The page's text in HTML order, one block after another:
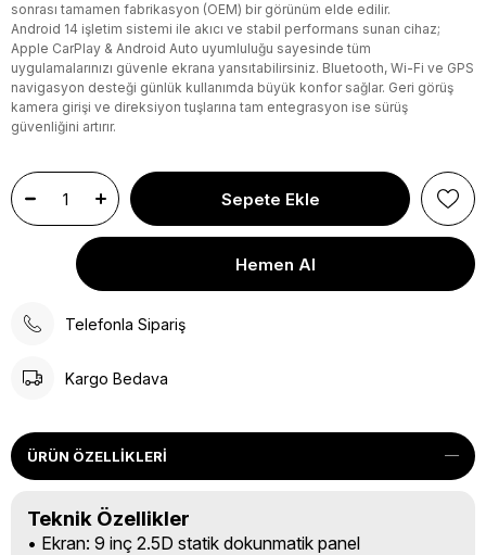
sonrası tamamen fabrikasyon (OEM) bir görünüm elde edilir.
Android 14 işletim sistemi ile akıcı ve stabil performans sunan cihaz;
Apple CarPlay & Android Auto uyumluluğu sayesinde tüm
uygulamalarınızı güvenle ekrana yansıtabilirsiniz. Bluetooth, Wi-Fi ve GPS
navigasyon desteği günlük kullanımda büyük konfor sağlar. Geri görüş
kamera girişi ve direksiyon tuşlarına tam entegrasyon ise sürüş
güvenliğini artırır.
Telefonla Sipariş
Kargo Bedava
ÜRÜN ÖZELLIKLERI
Teknik Özellikler
• Ekran: 9 inç 2.5D statik dokunmatik panel